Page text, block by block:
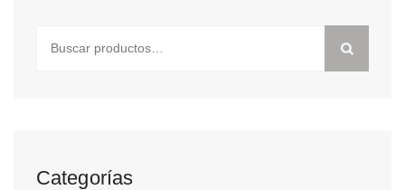
Categorías